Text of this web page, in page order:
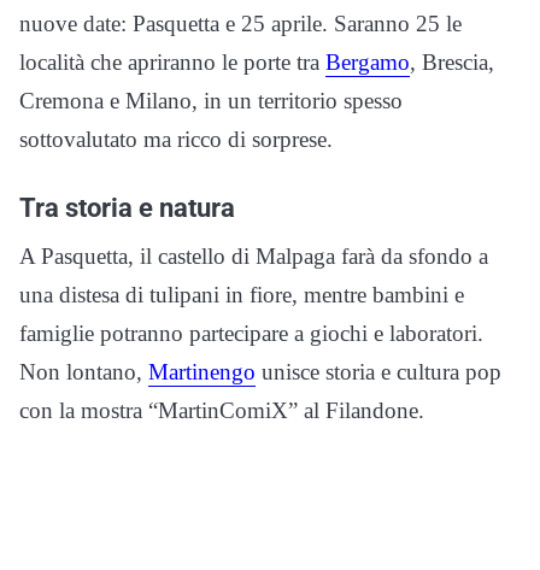
nuove date: Pasquetta e 25 aprile. Saranno 25 le
località che apriranno le porte tra Bergamo, Brescia,
Cremona e Milano, in un territorio spesso
sottovalutato ma ricco di sorprese.
Tra storia e natura
A Pasquetta, il castello di Malpaga farà da sfondo a
una distesa di tulipani in fiore, mentre bambini e
famiglie potranno partecipare a giochi e laboratori.
Non lontano, Martinengo unisce storia e cultura pop
con la mostra “MartinComiX” al Filandone.